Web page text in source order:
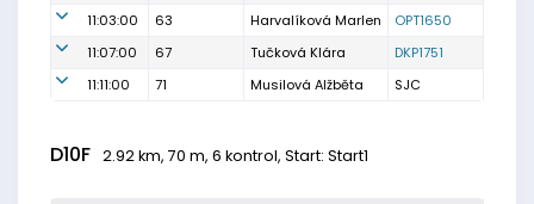
11:03:00
63 Harvalíková Marlen
OPT1650
11:07:00
67 Tučková Klára
DKP1751
11:11:00
71 Musilová Alžběta SJC
D10F 2.92 km, 70 m, 6 kontrol, Start: Start1